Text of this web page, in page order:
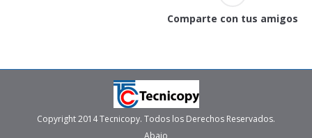
Comparte con tus amigos
Copyright 2014 Tecnicopy. Todos los Derechos Reservados.
Abajo